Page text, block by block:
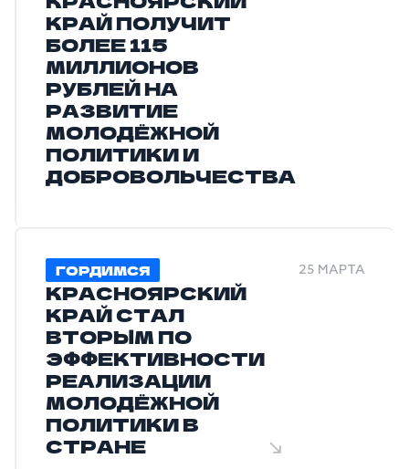
КРАЙ ПОЛУЧИТ
БОЛЕЕ 115
МИЛЛИОНОВ
РУБЛЕЙ НА
РАЗВИТИЕ
МОЛОДЁЖНОЙ
ПОЛИТИКИ И
ДОБРОВОЛЬЧЕСТВА
ГОРДИМСЯ 25 МАРТА
КРАСНОЯРСКИЙ
КРАЙ СТАЛ
ВТОРЫМ ПО
ЭФФЕКТИВНОСТИ
РЕАЛИЗАЦИИ
МОЛОДЁЖНОЙ
ПОЛИТИКИ В
СТРАНЕ